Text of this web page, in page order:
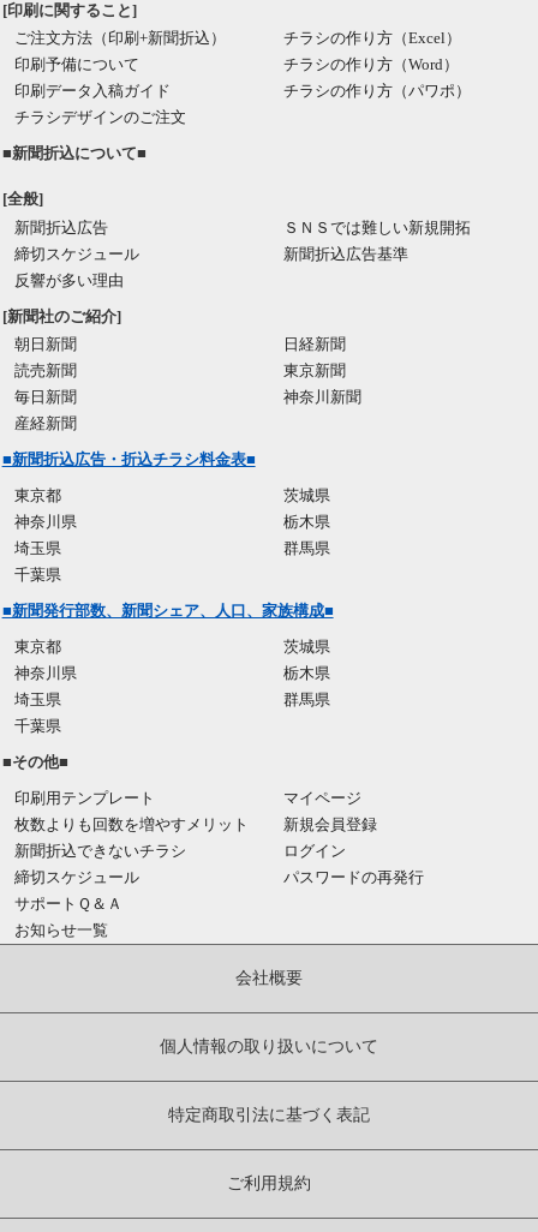
[印刷に関すること]
ご注文方法（印刷+新聞折込）
印刷予備について
印刷データ入稿ガイド
チラシデザインのご注文
チラシの作り方（Excel）
チラシの作り方（Word）
チラシの作り方（パワポ）
■新聞折込について■
[全般]
新聞折込広告
締切スケジュール
反響が多い理由
ＳＮＳでは難しい新規開拓
新聞折込広告基準
[新聞社のご紹介]
朝日新聞
読売新聞
毎日新聞
産経新聞
日経新聞
東京新聞
神奈川新聞
■新聞折込広告・折込チラシ料金表■
東京都
神奈川県
埼玉県
千葉県
茨城県
栃木県
群馬県
■新聞発行部数、新聞シェア、人口、家族構成■
東京都
神奈川県
埼玉県
千葉県
茨城県
栃木県
群馬県
■その他■
印刷用テンプレート
枚数よりも回数を増やすメリット
新聞折込できないチラシ
締切スケジュール
サポートＱ＆Ａ
お知らせ一覧
マイページ
新規会員登録
ログイン
パスワードの再発行
会社概要
個人情報の取り扱いについて
特定商取引法に基づく表記
ご利用規約